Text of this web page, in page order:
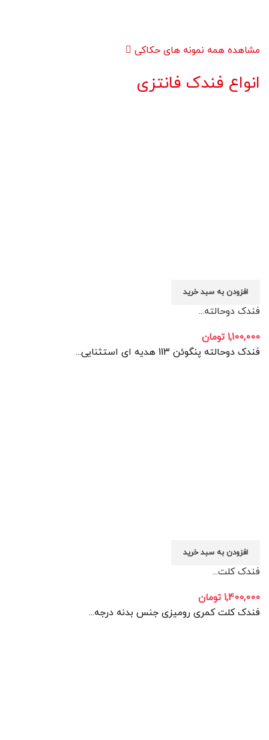
مشاهده همه نمونه های حکاکی
انواع فندک فانتزی
افزودن به سبد خرید
فندک دوحالته...
1,100,000 تومان
فندک دوحالته پنگوئن 113 هدیه ای استثنایی...
افزودن به سبد خرید
فندک کلت...
1,400,000 تومان
فندک کلت کمری رومیزی جنس بدنه درجه...